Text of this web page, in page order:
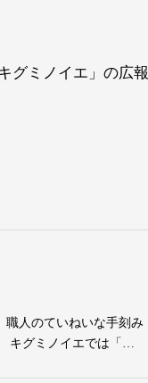
グミノイエ」の広報
職人のていねいな手刻み
キグミノイエでは「や